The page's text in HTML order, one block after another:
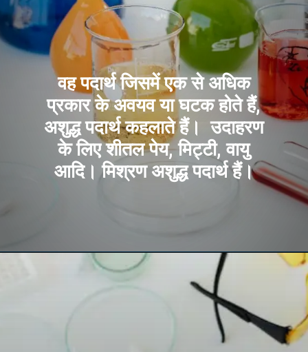
वह पदार्थ जिसमें एक से अधिक
प्रकार के अवयव या घटक होते हैं,
अशुद्ध पदार्थ कहलाते हैं। उदाहरण
के लिए शीतल पेय, मिट्टी, वायु
आदि। मिश्रण अशुद्ध पदार्थ हैं।